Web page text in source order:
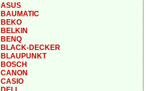
ASUS
BAUMATIC
BEKO
BELKIN
BENQ
BLACK-DECKER
BLAUPUNKT
BOSCH
CANON
CASIO